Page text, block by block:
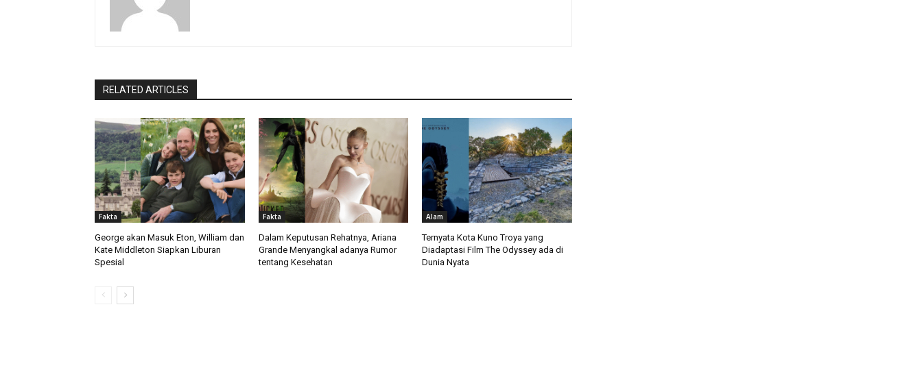
RELATED ARTICLES
Fakta
George akan Masuk Eton, William dan
Kate Middleton Siapkan Liburan
Spesial
Fakta
Dalam Keputusan Rehatnya, Ariana
Grande Menyangkal adanya Rumor
tentang Kesehatan
Alam
Ternyata Kota Kuno Troya yang
Diadaptasi Film The Odyssey ada di
Dunia Nyata